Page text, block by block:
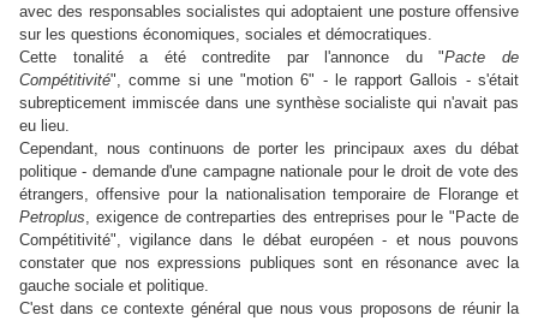
avec des responsables socialistes qui adoptaient une posture offensive
sur les questions économiques, sociales et démocratiques.
Cette tonalité a été contredite par l'annonce du "Pacte de
Compétitivité", comme si une "motion 6" - le rapport Gallois - s'était
subrepticement immiscée dans une synthèse socialiste qui n'avait pas
eu lieu.
Cependant, nous continuons de porter les principaux axes du débat
politique - demande d'une campagne nationale pour le droit de vote des
étrangers, offensive pour la nationalisation temporaire de Florange et
Petroplus, exigence de contreparties des entreprises pour le "Pacte de
Compétitivité", vigilance dans le débat européen - et nous pouvons
constater que nos expressions publiques sont en résonance avec la
gauche sociale et politique.
C'est dans ce contexte général que nous vous proposons de réunir la